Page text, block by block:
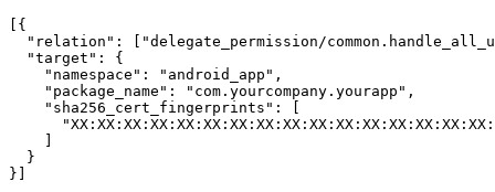
[{
"relation": ["delegate_permission/
  "target": {
    "namespace": "android_app",
    "package_name": "com.yourcompany.yourapp",
    "sha256_cert_fingerprints": [
  }
}]